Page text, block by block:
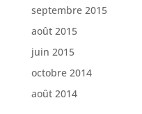
septembre 2015
août 2015
juin 2015
octobre 2014
août 2014